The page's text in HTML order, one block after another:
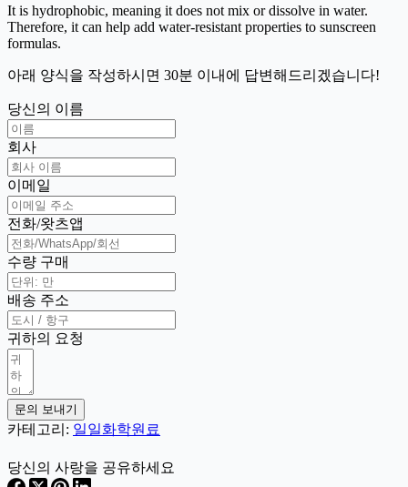
It is hydrophobic, meaning it does not mix or dissolve in water.
Therefore, it can help add water-resistant properties to sunscreen
formulas.
아래 양식을 작성하시면 30분 이내에 답변해드리겠습니다!
당신의 이름
회사
이메일
전화/왓츠앱
수량 구매
배송 주소
귀하의 요청
문의 보내기
카테고리: 일일화학원료
당신의 사랑을 공유하세요